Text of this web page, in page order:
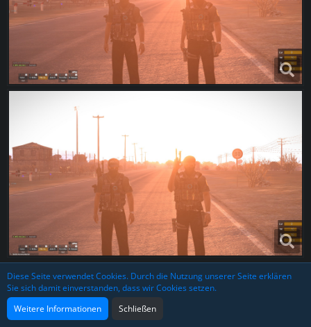
3
Diese Seite verwendet Cookies. Durch die Nutzung unserer Seite erklären
Sie sich damit einverstanden, dass wir Cookies setzen.
Weitere Informationen
Schließen